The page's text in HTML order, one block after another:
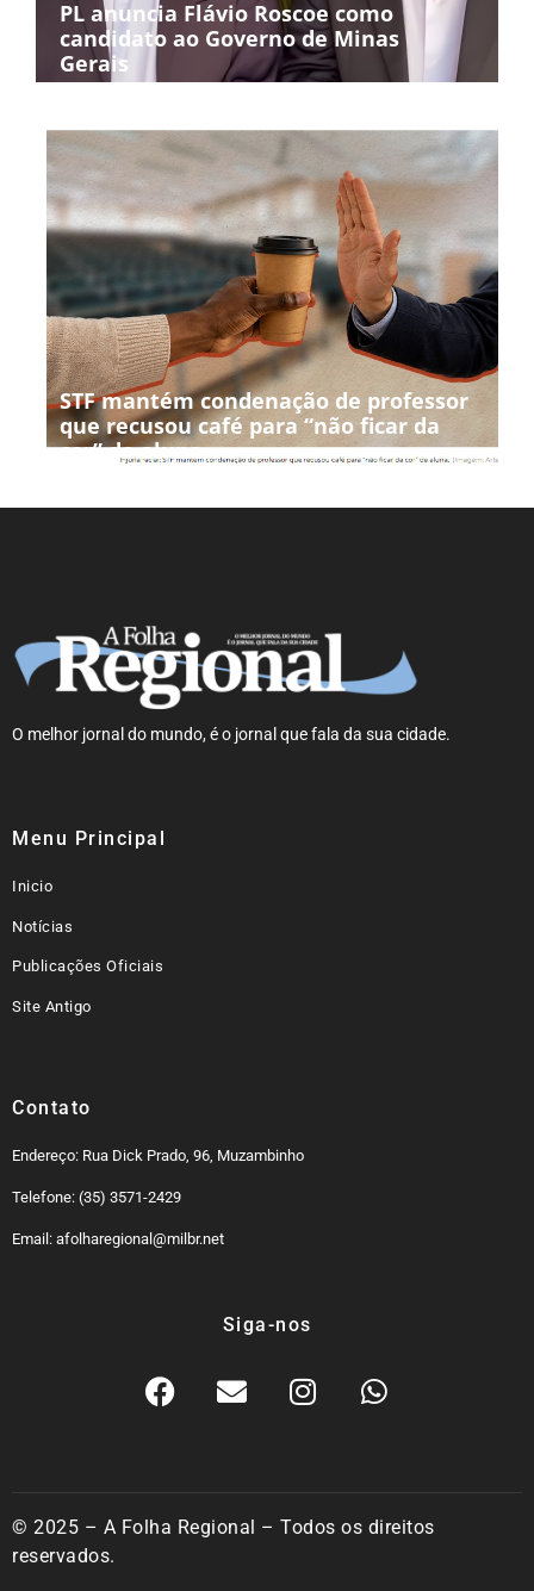
PL anuncia Flávio Roscoe como
candidato ao Governo de Minas
Gerais
STF mantém condenação de professor
que recusou café para “não ficar da
cor” de aluna
O melhor jornal do mundo, é o jornal que fala da sua cidade.
Menu Principal
Inicio
Notícias
Publicações Oficiais
Site Antigo
Contato
Endereço: Rua Dick Prado, 96, Muzambinho
Telefone: (35) 3571-2429
Email: afolharegional@milbr.net
Siga-nos
© 2025 – A Folha Regional – Todos os direitos
reservados.